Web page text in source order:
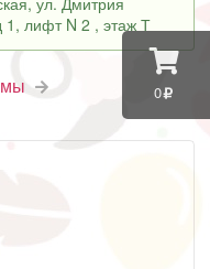
0
1, лифт N 2 , этаж Т